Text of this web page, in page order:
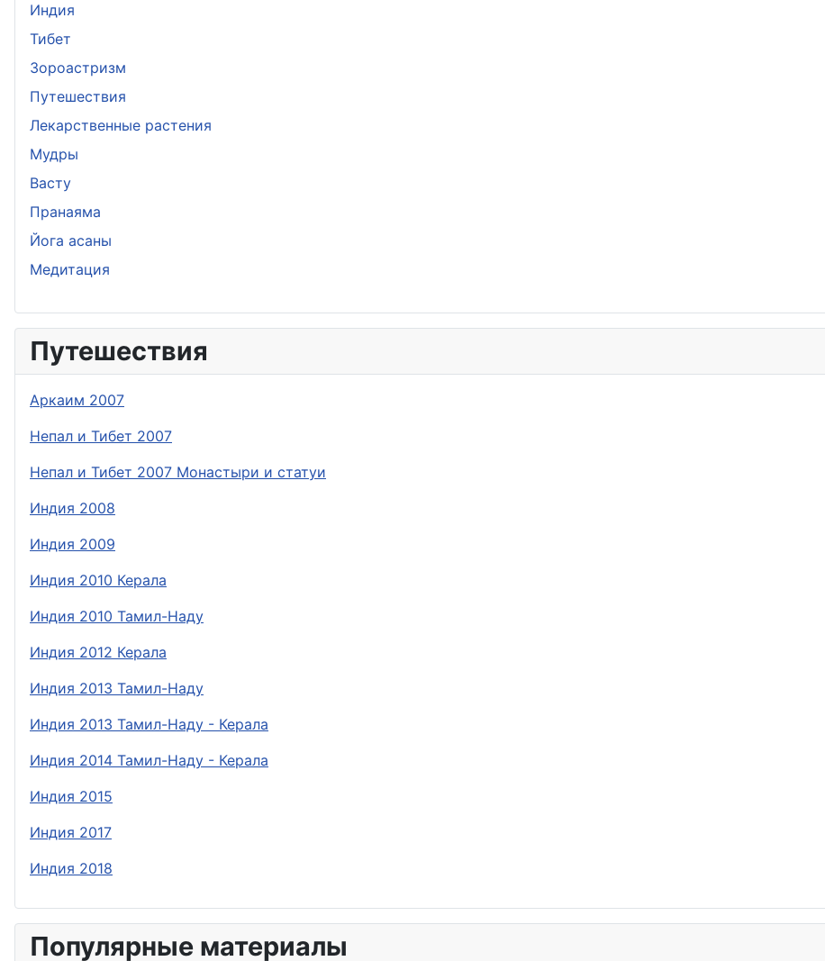
Индия
Тибет
Зороастризм
Путешествия
Лекарственные растения
Мудры
Васту
Пранаяма
Йога асаны
Медитация
Путешествия
Аркаим 2007
Непал и Тибет 2007
Непал и Тибет 2007 Монастыри и статуи
Индия 2008
Индия 2009
Индия 2010 Керала
Индия 2010 Тамил-Наду
Индия 2012 Керала
Индия 2013 Тамил-Наду
Индия 2013 Тамил-Наду - Керала
Индия 2014 Тамил-Наду - Керала
Индия 2015
Индия 2017
Индия 2018
Популярные материалы